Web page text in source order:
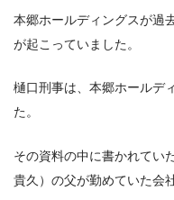
本郷ホールディングスが過
が起こっていました。
樋口刑事は、本郷ホールデ
た。
その資料の中に書かれてい
貴久）の父が勤めていた会